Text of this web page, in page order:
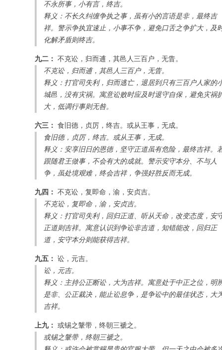
不永所事，小有言，终吉。
释义：不长久纠缠争执之事，虽有小的言语是非，最终吉
祥。警示争执宜速止，小事不争，避免口舌之争扩大，及
化解矛盾则终吉。
九二： 不克讼，归而逋，其邑人三百户，无眚。
不克讼，归而逋，其邑人三百户，无眚。
释义：打官司失利，归而逃亡，退居到只有三百户人家的
城邑，没有灾祸。寓意讼败时应及时退守自保，避免灾祸
大，低调行事则无咎。
六三： 食旧德，贞厉，终吉。或从王事，无成。
食旧德，贞厉，终吉。或从王事，无成。
释义：安享旧日的恩德，坚守正道虽有危险，最终吉祥。
跟随君王做事，不会有大的成就。警示安守本分、不与人
争，虽处境艰难，终会吉祥，争强好胜反而无成。
九四： 不克讼，复即命，渝，安贞吉。
不克讼，复即命，渝，安贞吉。
释义：打官司失利，回归正道、听从天命，改变态度，安
正道则吉祥。寓意认识到争讼非吉道，知错能改，回归正
道，安守本分则能获得吉祥。
九五： 讼，元吉。
讼，元吉。
释义：主持公正断讼，大为吉祥。寓意处于中正之位，明
是非、公正裁决，能止讼息争，是争讼中的最佳状态，大
吉祥。
上九： 或锡之鞶带，终朝三褫之。
或锡之鞶带，终朝三褫之。